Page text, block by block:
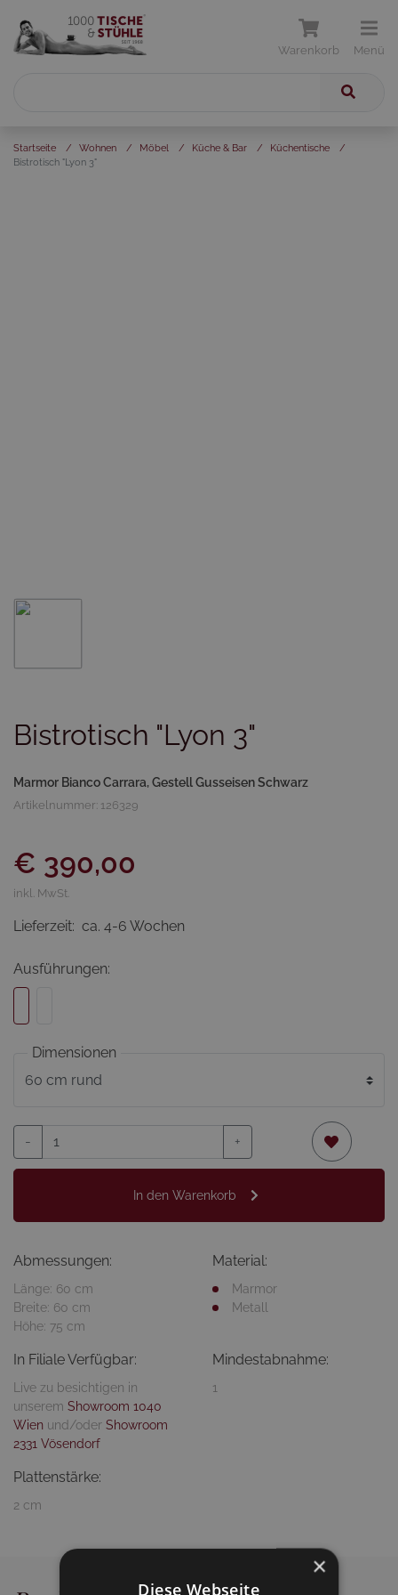
Warenkorb Menü
Startseite / Wohnen / Möbel / Küche & Bar / Küchentische
/
Bistrotisch "Lyon 3"
Bistrotisch "Lyon 3"
Marmor Bianco Carrara, Gestell Gusseisen Schwarz
Artikelnummer: 126329
€ 390,00
inkl. MwSt.
Lieferzeit: ca. 4-6 Wochen
Ausführungen:
Dimensionen
- +
In den Warenkorb
Abmessungen:
Länge: 60 cm
Breite: 60 cm
Höhe: 75 cm
Material:
Marmor
Metall
In Filiale Verfügbar:
Live zu besichtigen in
unserem Showroom 1040
Wien und/oder Showroom
2331 Vösendorf
Mindestabnahme:
1
Plattenstärke:
2 cm
×
Diese Webseite